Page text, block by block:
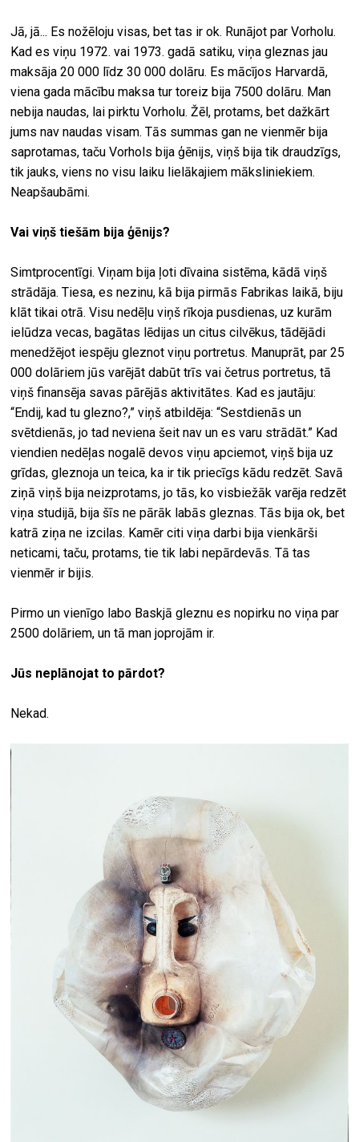
Jā, jā... Es nožēloju visas, bet tas ir ok. Runājot par Vorholu.
Kad es viņu 1972. vai 1973. gadā satiku, viņa gleznas jau
maksāja 20 000 līdz 30 000 dolāru. Es mācījos Harvardā,
viena gada mācību maksa tur toreiz bija 7500 dolāru. Man
nebija naudas, lai pirktu Vorholu. Žēl, protams, bet dažkārt
jums nav naudas visam. Tās summas gan ne vienmēr bija
saprotamas, taču Vorhols bija ģēnijs, viņš bija tik draudzīgs,
tik jauks, viens no visu laiku lielākajiem māksliniekiem.
Neapšaubāmi.
Vai viņš tiešām bija ģēnijs?
Simtprocentīgi. Viņam bija ļoti dīvaina sistēma, kādā viņš
strādāja. Tiesa, es nezinu, kā bija pirmās Fabrikas laikā, biju
klāt tikai otrā. Visu nedēļu viņš rīkoja pusdienas, uz kurām
ielūdza vecas, bagātas lēdijas un citus cilvēkus, tādējādi
menedžējot iespēju gleznot viņu portretus. Manuprāt, par 25
000 dolāriem jūs varējāt dabūt trīs vai četrus portretus, tā
viņš finansēja savas pārējās aktivitātes. Kad es jautāju:
“Endij, kad tu glezno?,” viņš atbildēja: “Sestdienās un
svētdienās, jo tad neviena šeit nav un es varu strādāt.” Kad
viendien nedēļas nogalē devos viņu apciemot, viņš bija uz
grīdas, gleznoja un teica, ka ir tik priecīgs kādu redzēt. Savā
ziņā viņš bija neizprotams, jo tās, ko visbiežāk varēja redzēt
viņa studijā, bija šīs ne pārāk labās gleznas. Tās bija ok, bet
katrā ziņa ne izcilas. Kamēr citi viņa darbi bija vienkārši
neticami, taču, protams, tie tik labi nepārdevās. Tā tas
vienmēr ir bijis.
Pirmo un vienīgo labo Baskjā gleznu es nopirku no viņa par
2500 dolāriem, un tā man joprojām ir.
Jūs neplānojat to pārdot?
Nekad.